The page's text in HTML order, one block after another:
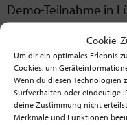
Cookie-
Um dir ein optimales Erlebnis
Cookies, um
Wenn du diesen Technologien
Surfverhalten oder eindeutige
deine Zustimmung nicht
Merkmale und Funktionen
Demo-Teilnahme in
kleben, ist für
Tempolimit
Innerkirchlich
Aktionsformen